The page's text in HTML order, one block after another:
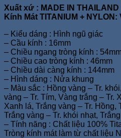
Xuất xứ : MADE IN THAILAND
Kính Mát TITANIUM +
– Kiểu dáng : Hình ngũ giác
– Cầu kính : 16mm
– Chiều ngang tròng kính :
– Chiều cao tròng kính : 46mm
– Chiều dài càng kính : 144mm
– Hình dáng : Nửa khung
– Màu sắc : Hồng vàng – Tr.
vàng – Tr. Tím, Vàng trắng – Tr.
Xanh lá, Trắng vàng – Tr. Hồng,
Trắng vàng – Tr. khói nhạt,
– Tính năng : Chất liệu 100%
Tròng kính mát làm từ chất liệu